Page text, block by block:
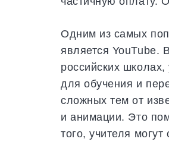
Одним из самых
является YouTube.
российских
для обучения и
сложных тем от
и анимации. Это
того, учителя